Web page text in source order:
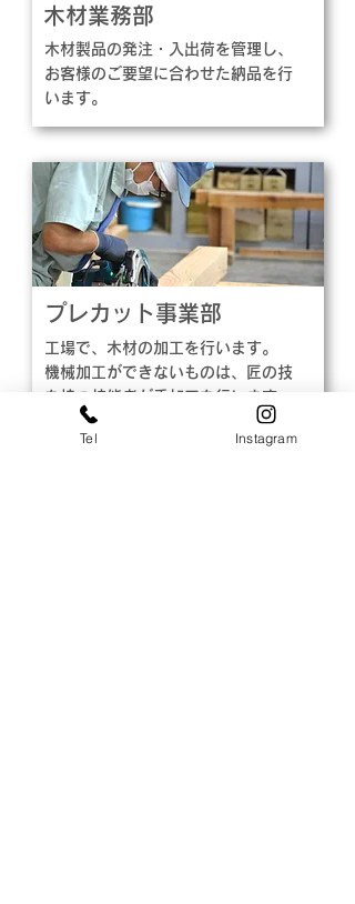
木材業務部
木材製品の発注・入出荷を管理し、
お客様のご要望に合わせた納品を行
います。
工場で、木材の加工を行います。
機械加工ができないものは、匠の技
を持つ技能者が手加工​を行います。
​プレカット事業部
Tel Instagram